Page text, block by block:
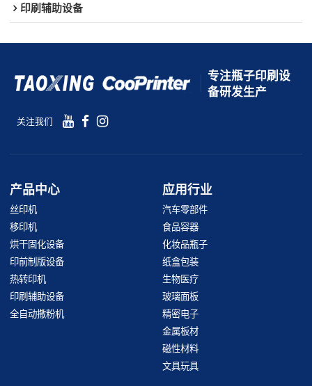
印刷辅助设备
专注瓶子印刷设
备研发生产
关注我们
产品中心
丝印机
移印机
烘干固化设备
印前制版设备
热转印机
印刷辅助设备
全自动撒粉机
应用行业
汽车零部件
食品容器
化妆品瓶子
纸盒包装
生物医疗
玻璃面板
精密电子
金属板材
磁性材料
文具玩具